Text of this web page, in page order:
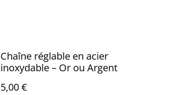
Chaîne réglable en acier
inoxydable – Or ou Argent
5,00 €